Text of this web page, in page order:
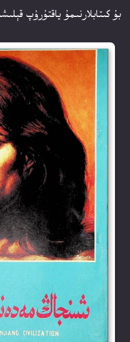
بۇ كىتابلارنىمۇ ياقتۇرۇپ